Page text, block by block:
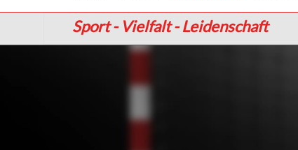
Sport - Vielfalt - Leidenschaft